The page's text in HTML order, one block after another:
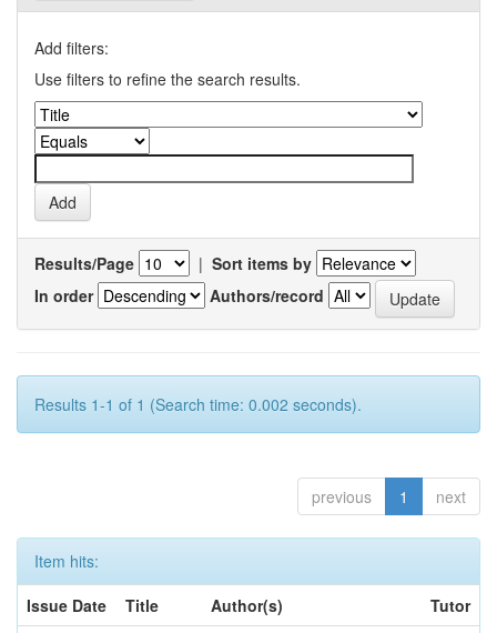
Add filters:
Use filters to refine the search results.
Results/Page | Sort items by
In order
Authors/record
Results 1-1 of 1 (Search time: 0.002 seconds).
previous 1 next
Item hits:
Issue Date
Title Author(s)
Tutor